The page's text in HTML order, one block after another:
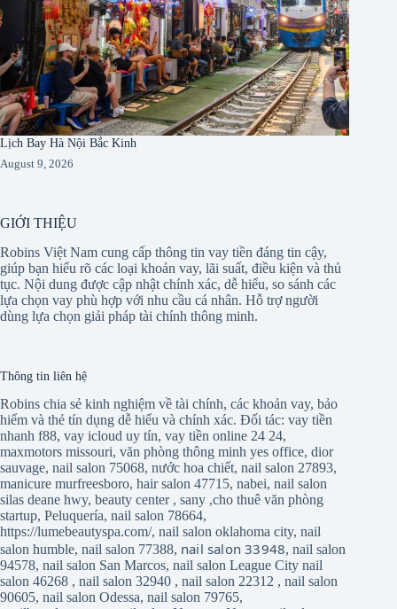
Lịch Bay Hà Nội Bắc Kinh
August 9, 2026
GIỚI THIỆU
Robins Việt Nam cung cấp thông tin vay tiền đáng tin cậy,
giúp bạn hiểu rõ các loại khoản vay, lãi suất, điều kiện và thủ
tục. Nội dung được cập nhật chính xác, dễ hiểu, so sánh các
lựa chọn vay phù hợp với nhu cầu cá nhân. Hỗ trợ người
dùng lựa chọn giải pháp tài chính thông minh.
Thông tin liên hệ
Robins chia sẻ kinh nghiệm về tài chính, các khoản vay, bảo
hiểm và thẻ tín dụng dễ hiểu và chính xác. Đối tác: vay tiền
nhanh f88, vay icloud uy tín, vay tiền online 24 24,
maxmotors missouri, văn phòng thông minh yes office, dior
sauvage, nail salon 75068, nước hoa chiết, nail salon 27893,
manicure murfreesboro, hair salon 47715, nabei, nail salon
silas deane hwy, beauty center, sany ,cho thuê văn phòng
startup, Peluquería, nail salon 78664,
https://lumebeautyspa.com/, nail salon oklahoma city, nail
salon humble, nail salon 77388, nail salon 33948,nail salon
94578, nail salon San Marcos, nail salon League City nail
salon 46268 , nail salon 32940 , nail salon 22312 , nail salon
90605, nail salon Odessa, nail salon 79765,